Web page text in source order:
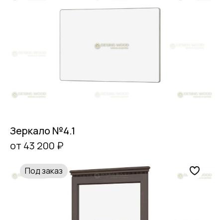
Зеркало №4.1
от 43 200 ₽
Под заказ